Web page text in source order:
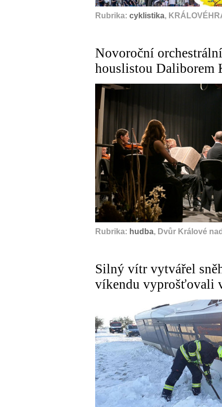
Rubrika: cyklistika,
Novoroční
houslistou Daliborem
Rubrika: hudba, Dvůr Králové
Silný vítr vytvářel
víkendu vyprošťovali